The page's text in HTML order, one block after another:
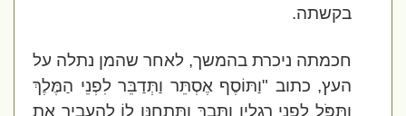
בקשתה.
חכמתה ניכרת בהמשך, לאחר שהמן נתלה על
העץ, כתוב "וַתּוֹסֶף אֶסְתֵּר וַתְּדַבֵּר לִפְנֵי הַמֶּלֶךְ
וַתִּפֹּל לִפְנֵי רַגְלָיו וַתֵּבְךְּ וַתִּתְחַנֶּן לוֹ לְהַעֲבִיר אֶת